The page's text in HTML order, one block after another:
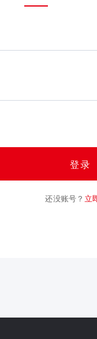
登录
还没账号？ 立